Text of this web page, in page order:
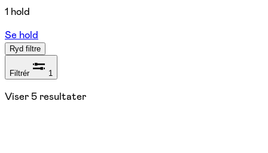
1 hold
Se hold
Ryd filtre
Filtrér 1
Viser 5 resultater